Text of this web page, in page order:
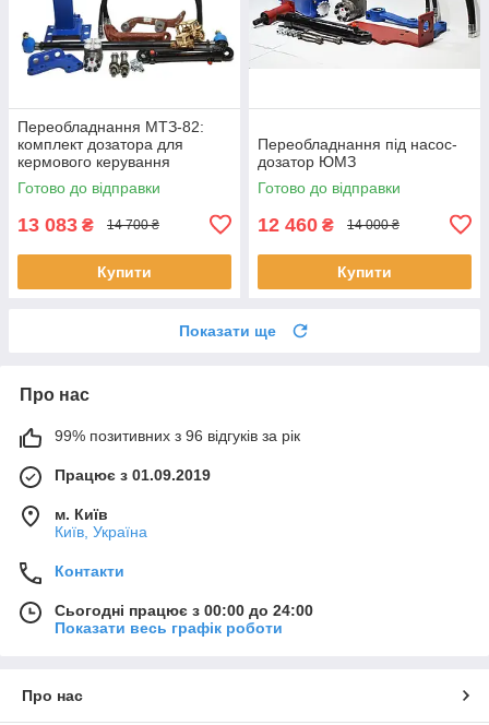
Переобладнання МТЗ-82:
комплект дозатора для
кермового керування
Готово до відправки
13 083 ₴ 14 700 ₴
Купити
Переобладнання під насос-
дозатор ЮМЗ
Готово до відправки
12 460 ₴ 14 000 ₴
Купити
Показати ще
Про нас
99% позитивних з 96 відгуків за рік
Працює з 01.09.2019
м. Київ
Київ, Україна
Контакти
Сьогодні працює з 00:00 до 24:00
Показати весь графік роботи
Про нас